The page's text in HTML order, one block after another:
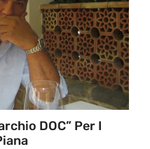
DOC” Per I